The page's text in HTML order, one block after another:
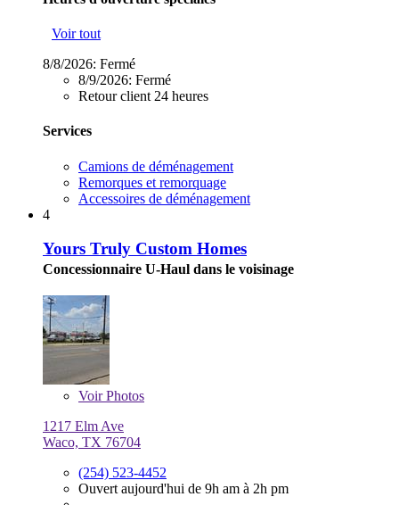
Voir tout
8/8/2026: Fermé
8/9/2026: Fermé
Retour client 24 heures
Services
Camions de déménagement
Remorques et remorquage
Accessoires de déménagement
4
Yours Truly Custom Homes
Concessionnaire U-Haul dans le voisinage
VoirPhotos
1217 Elm Ave
Waco, TX 76704
(254) 523-4452
Ouvert aujourd'hui de 9h am à 2h pm